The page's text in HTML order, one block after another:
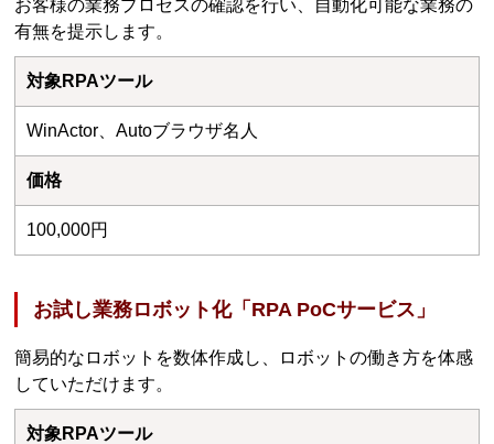
お客様の業務プロセスの確認を行い、自動化可能な業務の
有無を提示します。
対象RPAツール
WinActor、Autoブラウザ名人
価格
100,000円
お試し業務ロボット化「RPA PoCサービス」
簡易的なロボットを数体作成し、ロボットの働き方を体感
していただけます。
対象RPAツール